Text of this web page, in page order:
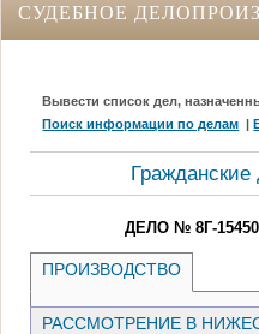
СУДЕБНОЕ
Вывести список дел,
Поиск информации по делам |
Гражданские
ДЕЛО № 8Г-15450/
ПРОИЗВОДСТВО
РАССМОТРЕНИЕ В